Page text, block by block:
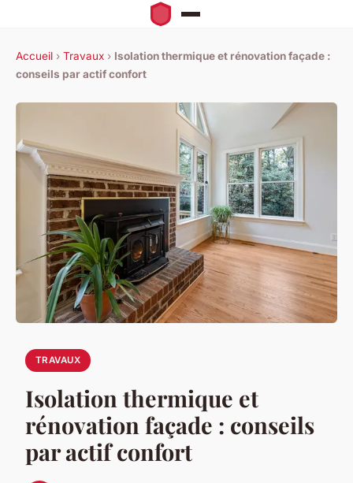
Accueil › Travaux › Isolation thermique et rénovation façade :
conseils par actif confort
TRAVAUX
Isolation thermique et
rénovation façade : conseils
par actif confort